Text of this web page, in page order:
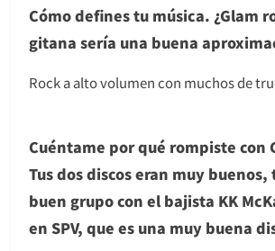
Cómo defines tu música. ¿Glam
gitana sería una buena
Rock a alto volumen con muchos de
Cuéntame por qué rompiste con
Tus dos discos eran muy buenos,
buen grupo con el bajista KK
en SPV, que es una muy buena